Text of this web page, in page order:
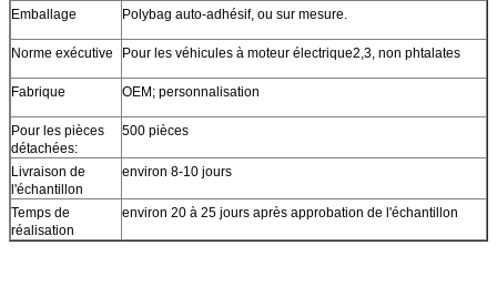
Emballage
Polybag auto-adhésif, ou sur mesure.
Norme exécutive Pour les véhicules à moteur électrique2,3, non phtalates
Fabrique OEM; personnalisation
Pour les pièces
détachées:
500 pièces
Livraison de
l'échantillon
environ 8-10 jours
Temps de
réalisation
environ 20 à 25 jours après approbation de l'échantillon